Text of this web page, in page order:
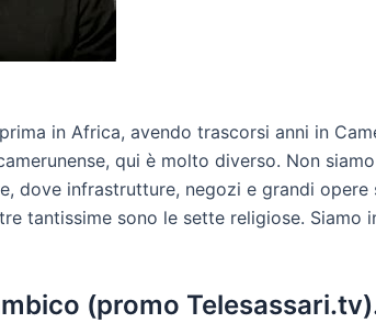
in Africa, avendo trascorsi anni in
qui è molto diverso. Non
dove infrastrutture, negozi e grandi opere
tantissime sono le sette religiose. Siamo
(promo